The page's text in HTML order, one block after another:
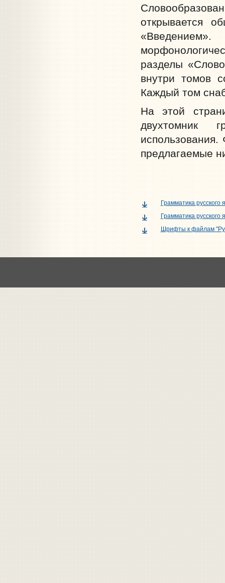
открывается
разделы
внутри томов
Каждый том
На этой
двухтомник
предлагаемые
Грамматика
Грамматика
Шрифты к файлам